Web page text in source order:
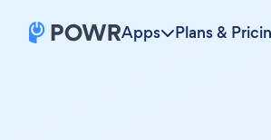
Apps Plans &